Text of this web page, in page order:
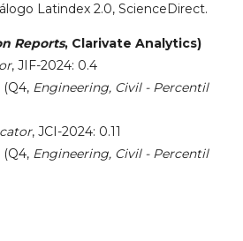
Latindex 2.0, ScienceDirect.
Reports, Clarivate Analytics)
, JIF-2024: 0.4
(Q4, Engineering, Civil - Percentil
, JCI-2024: 0.11
(Q4, Engineering, Civil - Percentil